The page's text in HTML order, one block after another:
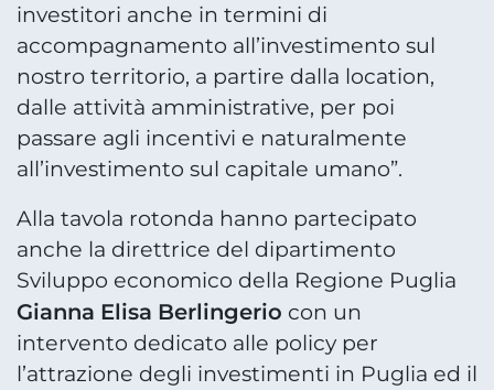
investitori anche in termini di
accompagnamento all’investimento sul
nostro territorio, a partire dalla location,
dalle attività amministrative, per poi
passare agli incentivi e naturalmente
all’investimento sul capitale umano”.
Alla tavola rotonda hanno partecipato
anche la direttrice del dipartimento
Sviluppo economico della Regione Puglia
Gianna Elisa Berlingerio con un
intervento dedicato alle policy per
l’attrazione degli investimenti in Puglia ed il